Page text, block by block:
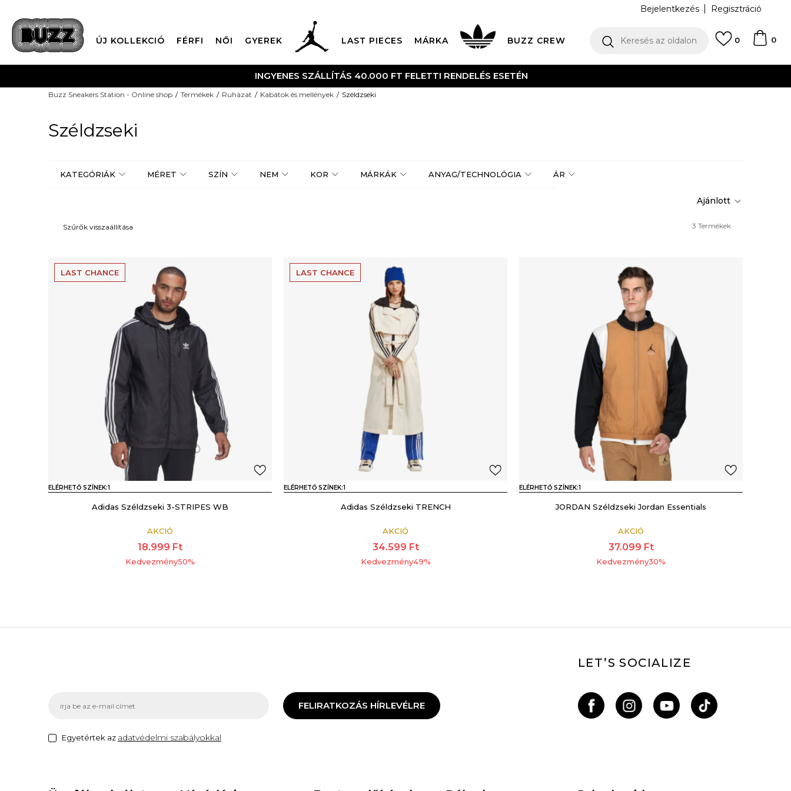
Bejelentkezés Regisztráció
ÚJ KOLLEKCIÓ FÉRFI NŐI GYEREK LAST PIECES MÁRKA BUZZ CREW Keresés az oldalon 0
0
INGYENES SZÁLLÍTÁS 40.000 FT FELETTI RENDELÉS ESETÉN
Buzz Sneakers Station - Online shop Termékek Ruházat Kabátok és mellények Széldzseki
Széldzseki
KATEGÓRIÁK MÉRET SZÍN NEM KOR MÁRKÁK ANYAG/TECHNOLÓGIA ÁR
Szűrők visszaállítása 3 Termékek
LAST CHANCE
ELÉRHETŐ SZÍNEK:1
Adidas Széldzseki 3-STRIPES WB
AKCIÓ
18.999 Ft
Kedvezmény50%
LAST CHANCE
ELÉRHETŐ SZÍNEK:1
Adidas Széldzseki TRENCH
AKCIÓ
34.599 Ft
Kedvezmény49%
ELÉRHETŐ SZÍNEK:1
JORDAN Széldzseki Jordan Essentials
AKCIÓ
37.099 Ft
Kedvezmény30%
FELIRATKOZÁS HÍRLEVÉLRE
Egyetértek az adatvédelmi szabályokkal
LET’S SOCIALIZE